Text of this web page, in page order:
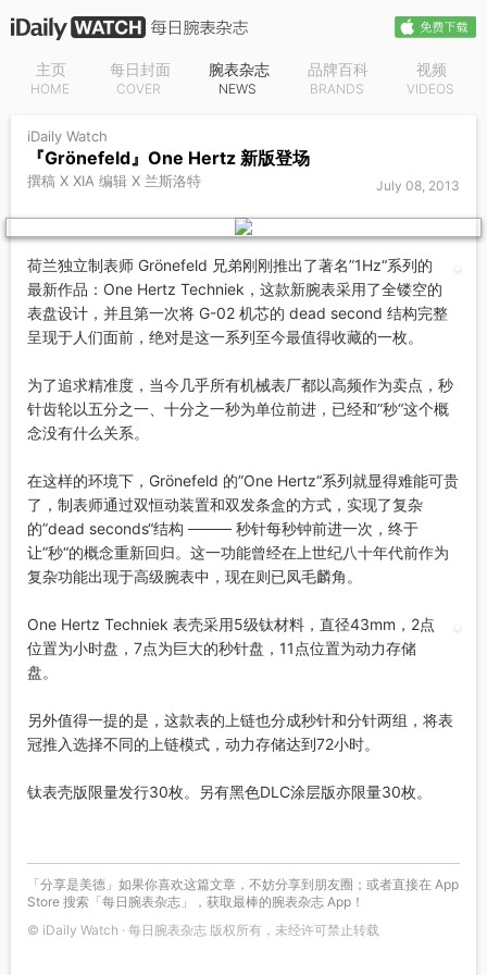
主页
HOME
每日封面
COVER
腕表杂志
NEWS
品牌百科
BRANDS
视频
VIDEOS
iDaily Watch
『Grönefeld』One Hertz 新版登场
July 08, 2013
撰稿 X XIA 编辑 X 兰斯洛特
荷兰独立制表师 Grönefeld 兄弟刚刚推出了著名”1Hz“系列的
最新作品：One Hertz Techniek，这款新腕表采用了全镂空的
表盘设计，并且第一次将 G-02 机芯的 dead second 结构完整
呈现于人们面前，绝对是这一系列至今最值得收藏的一枚。
为了追求精准度，当今几乎所有机械表厂都以高频作为卖点，秒
针齿轮以五分之一、十分之一秒为单位前进，已经和”秒“这个概
念没有什么关系。
在这样的环境下，Grönefeld 的”One Hertz“系列就显得难能可贵
了，制表师通过双恒动装置和双发条盒的方式，实现了复杂
的”dead seconds“结构 ──── 秒针每秒钟前进一次，终于
让”秒“的概念重新回归。这一功能曾经在上世纪八十年代前作为
复杂功能出现于高级腕表中，现在则已凤毛麟角。
One Hertz Techniek 表壳采用5级钛材料，直径43mm，2点
位置为小时盘，7点为巨大的秒针盘，11点位置为动力存储
盘。
另外值得一提的是，这款表的上链也分成秒针和分针两组，将表
冠推入选择不同的上链模式，动力存储达到72小时。
钛表壳版限量发行30枚。另有黑色DLC涂层版亦限量30枚。
「分享是美德」如果你喜欢这篇文章，不妨分享到朋友圈；或者直接在 App
Store 搜索「每日腕表杂志」，获取最棒的腕表杂志 App！
© iDaily Watch · 每日腕表杂志 版权所有，未经许可禁止转载